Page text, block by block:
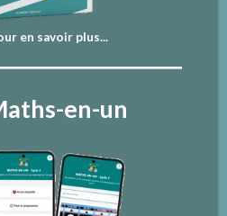
en savoir plus...
en-un